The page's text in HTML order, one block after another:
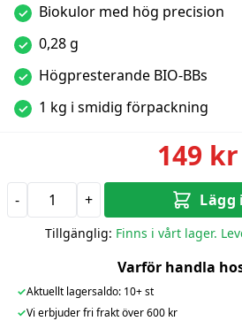
✓ Biokulor med hög precision
✓ 0,28 g
✓ Högpresterande BIO-BBs
✓ 1 kg i smidig förpackning
149 kr
- + Lägg
Tillgänglig: Finns i vårt lager.
Varför handla
✓Aktuellt lagersaldo: 10+ st
✓Vi erbjuder fri frakt över 600 kr